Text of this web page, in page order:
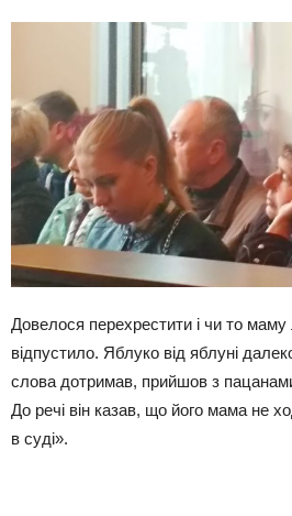
Довелося перехрестити і чи то маму
відпустило. Яблуко від яблуні
слова дотримав, прийшов з
До речі він казав, що його мама не
в суді».